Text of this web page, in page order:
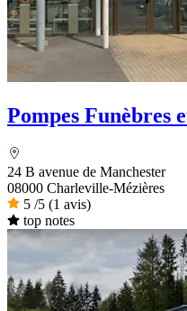
Pompes Funèbres
24 B avenue de Manchester
08000 Charleville-Mézières
5 /5 (1 avis)
top notes